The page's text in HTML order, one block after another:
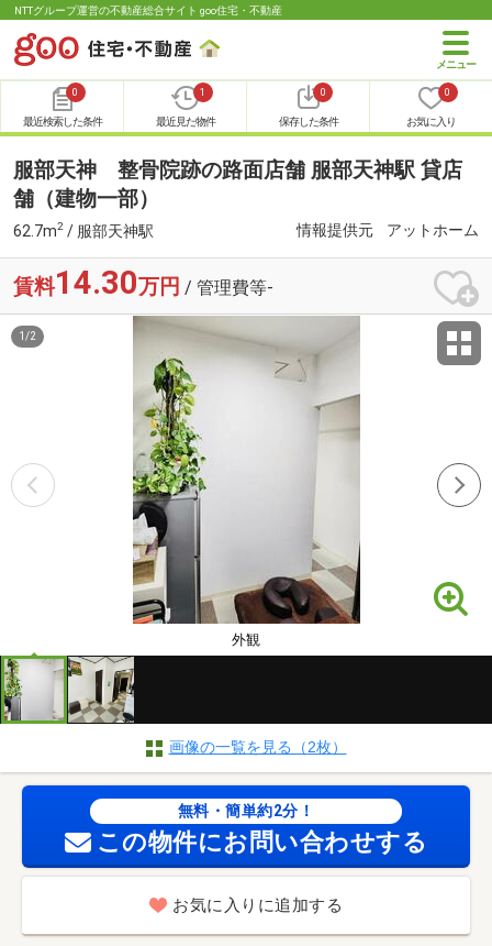
NTTグループ運営の不動産総合サイト goo住宅・不動産
0
最近検索した条件
1
最近見た物件
0
保存した条件
0
お気に入り
服部天神 整骨院跡の路面店舗 服部天神駅 貸店
舗（建物一部）
62.7m2 / 服部天神駅 情報提供元 アットホーム
賃料14.30万円 / 管理費等-
外観
1 /2
画像の一覧を見る（2枚）
無料・簡単約2分！
この物件にお問い合わせする
お気に入りに追加する